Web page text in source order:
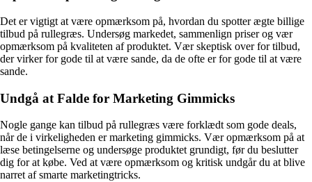
Det er vigtigt at være opmærksom på, hvordan du spotter ægte billige
tilbud på rullegræs. Undersøg markedet, sammenlign priser og vær
opmærksom på kvaliteten af produktet. Vær skeptisk over for tilbud,
der virker for gode til at være sande, da de ofte er for gode til at være
sande.
Undgå at Falde for Marketing Gimmicks
Nogle gange kan tilbud på rullegræs være forklædt som gode deals,
når de i virkeligheden er marketing gimmicks. Vær opmærksom på at
læse betingelserne og undersøge produktet grundigt, før du beslutter
dig for at købe. Ved at være opmærksom og kritisk undgår du at blive
narret af smarte marketingtricks.